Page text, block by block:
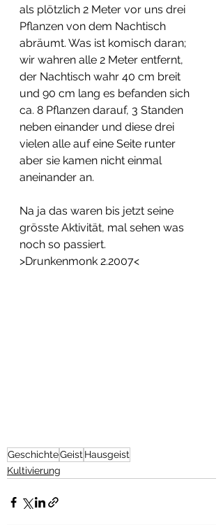
als plötzlich 2 Meter vor uns drei
Pflanzen von dem Nachtisch
abräumt. Was ist komisch daran;
wir wahren alle 2 Meter entfernt,
der Nachtisch wahr 40 cm breit
und 90 cm lang es befanden sich
ca. 8 Pflanzen darauf, 3 Standen
neben einander und diese drei
vielen alle auf eine Seite runter
aber sie kamen nicht einmal
aneinander an.
Na ja das waren bis jetzt seine
grösste Aktivität, mal sehen was
noch so passiert.
>Drunkenmonk 2.2007<
GeschichteGeistHausgeist
Kultivierung